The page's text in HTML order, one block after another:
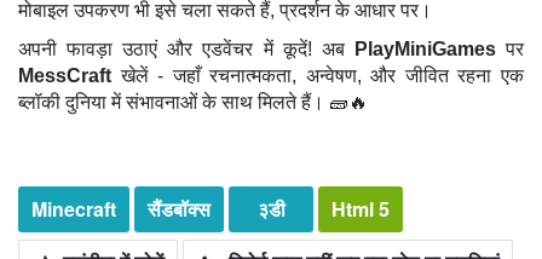
मोबाइल उपकरण भी इसे चला सकते हैं, प्रदर्शन के आधार पर।
अपनी फावड़ा उठाएं और एडवेंचर में कूदें! अब
PlayMiniGamesपर
MessCraft खेलें - जहाँ रचनात्मकता, अन्वेषण, और जीवित रहना एक
ब्लॉकी दुनिया में संभावनाओं के साथ मिलते हैं। 🧱🔥
Minecraft सैंडबॉक्स ३डी
Html 5